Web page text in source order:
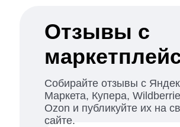
Собирайте отзывы с
Маркета, Купера,
Ozon и публикуйте их на
сайте.
Отзывы с